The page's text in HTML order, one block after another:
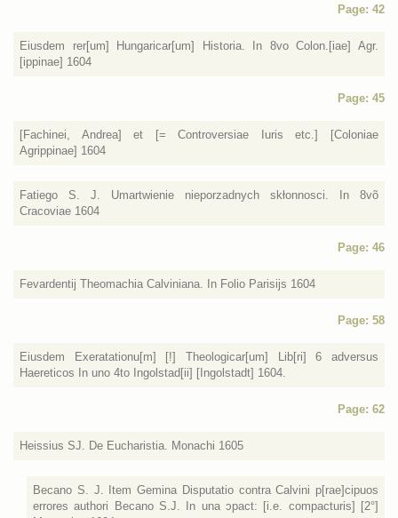
Page: 42
Eiusdem rer[um] Hungaricar[um] Historia. In 8vo Colon.[iae] Agr.
[ippinae] 1604
Page: 45
[Fachinei, Andrea] et [= Controversiae Iuris etc.] [Coloniae
Agrippinae] 1604
Fatiego S. J. Umartwienie nieporzadnych skłonnosci. In 8võ
Cracoviae 1604
Page: 46
Fevardentij Theomachia Calviniana. In Folio Parisijs 1604
Page: 58
Eiusdem Exeratationu[m] [!] Theologicar[um] Lib[ri] 6 adversus
Haereticos In uno 4to Ingolstad[ii] [Ingolstadt] 1604.
Page: 62
Heissius SJ. De Eucharistia. Monachi 1605
Becano S. J. Item Gemina Disputatio contra Calvini p[rae]cipuos
errores authori Becano S.J. In una ɔpact: [i.e. compacturis] [2°]